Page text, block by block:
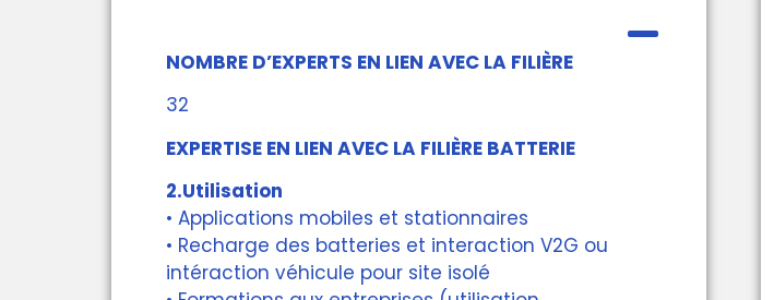
NOMBRE D’EXPERTS EN LIEN AVEC LA FILIÈRE
32
EXPERTISE EN LIEN AVEC LA FILIÈRE BATTERIE
2.Utilisation
• Applications mobiles et stationnaires
• Recharge des batteries et interaction V2G ou
intéraction véhicule pour site isolé